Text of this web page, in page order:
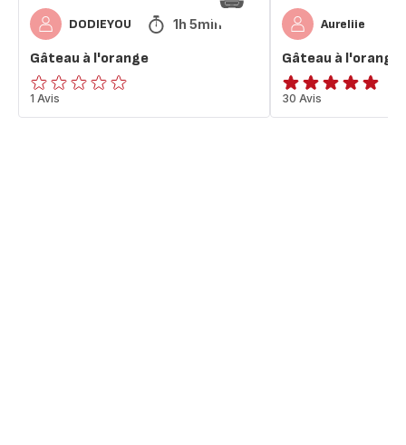
DODIEYOU 1h 5min
Gâteau à l'orange
ratings.0
1 Avis
Aureliie
Gâteau à l'orange
ratings.4.9
30 Avis